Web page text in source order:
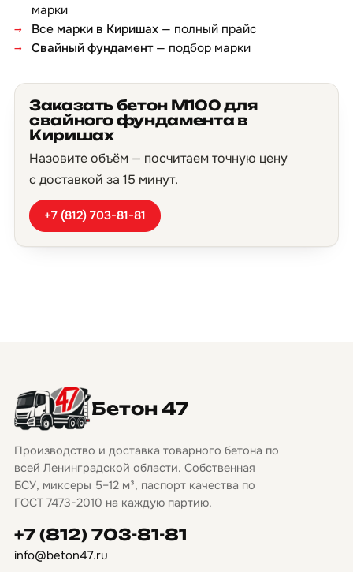
марки
Все марки в Киришах — полный прайс
Свайный фундамент— подбор марки
Заказать бетон М100 для
свайного фундамента в
Киришах
Назовите объём — посчитаем точную цену
с доставкой за 15 минут.
+7 (812) 703-81-81
Бетон 47
Производство и доставка товарного бетона по
всей Ленинградской области. Собственная
БСУ, миксеры 5–12 м³, паспорт качества по
ГОСТ 7473-2010 на каждую партию.
+7 (812) 703-81-81
info@beton47.ru